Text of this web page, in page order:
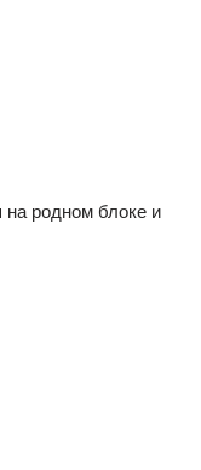
родном блоке и